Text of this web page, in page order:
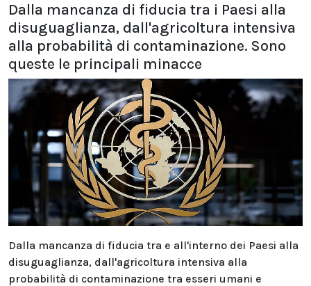
Dalla mancanza di fiducia tra i Paesi alla
disuguaglianza, dall'agricoltura intensiva
alla probabilità di contaminazione. Sono
queste le principali minacce
Dalla mancanza di fiducia tra e all'interno dei Paesi alla
disuguaglianza, dall'agricoltura intensiva alla
probabilità di contaminazione tra esseri umani e